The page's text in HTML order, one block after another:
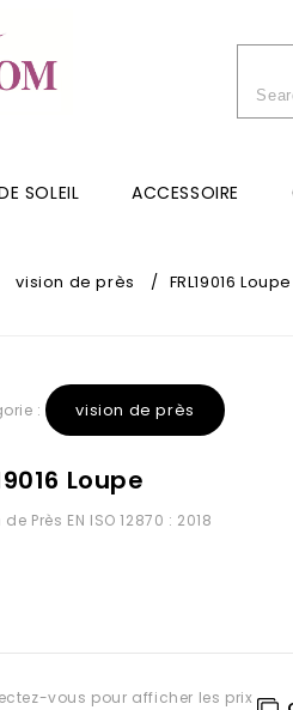
SOLEIL ACCESSOIRE
vision de près / FRL19016 Loupe
: vision de près
Loupe
Près EN ISO 12870 : 2018
vous pour afficher les prix